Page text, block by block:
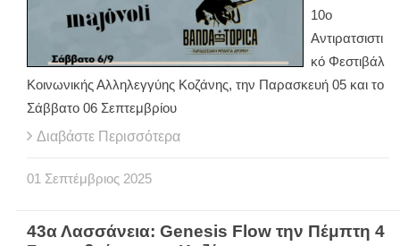
10ο
Αντιρατσιστι
κό Φεστιβάλ
Κοινωνικής Αλληλεγγύης Κοζάνης, την Παρασκευή 05 και το
Σάββατο 06 Σεπτεμβρίου
Διαβάστε Περισσότερα
01 Σεπτέμβριος 2025
43α Λασσάνεια: Genesis Flow την Πέμπτη 4